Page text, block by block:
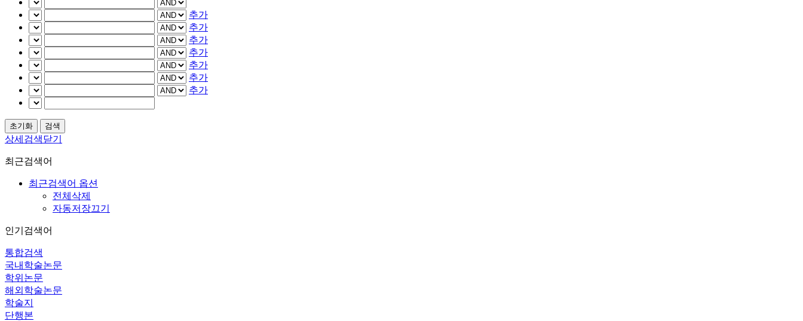
추가
추가
추가
추가
추가
추가
추가
상세검색닫기
최근검색어
최근검색어 옵션
전체삭제
자동저장끄기
인기검색어
통합검색
국내학술논문
학위논문
해외학술논문
학술지
단행본